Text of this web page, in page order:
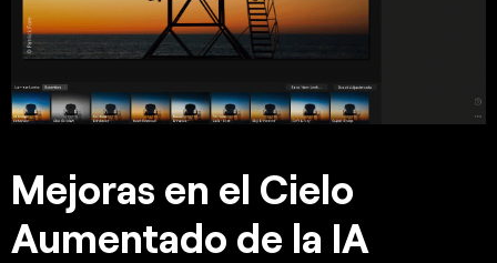
Mejoras en el Cielo
Aumentado de la IA